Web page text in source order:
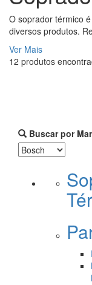
O soprador térmico
diversos produtos.
Ver Mais
12 produtos
Buscar por